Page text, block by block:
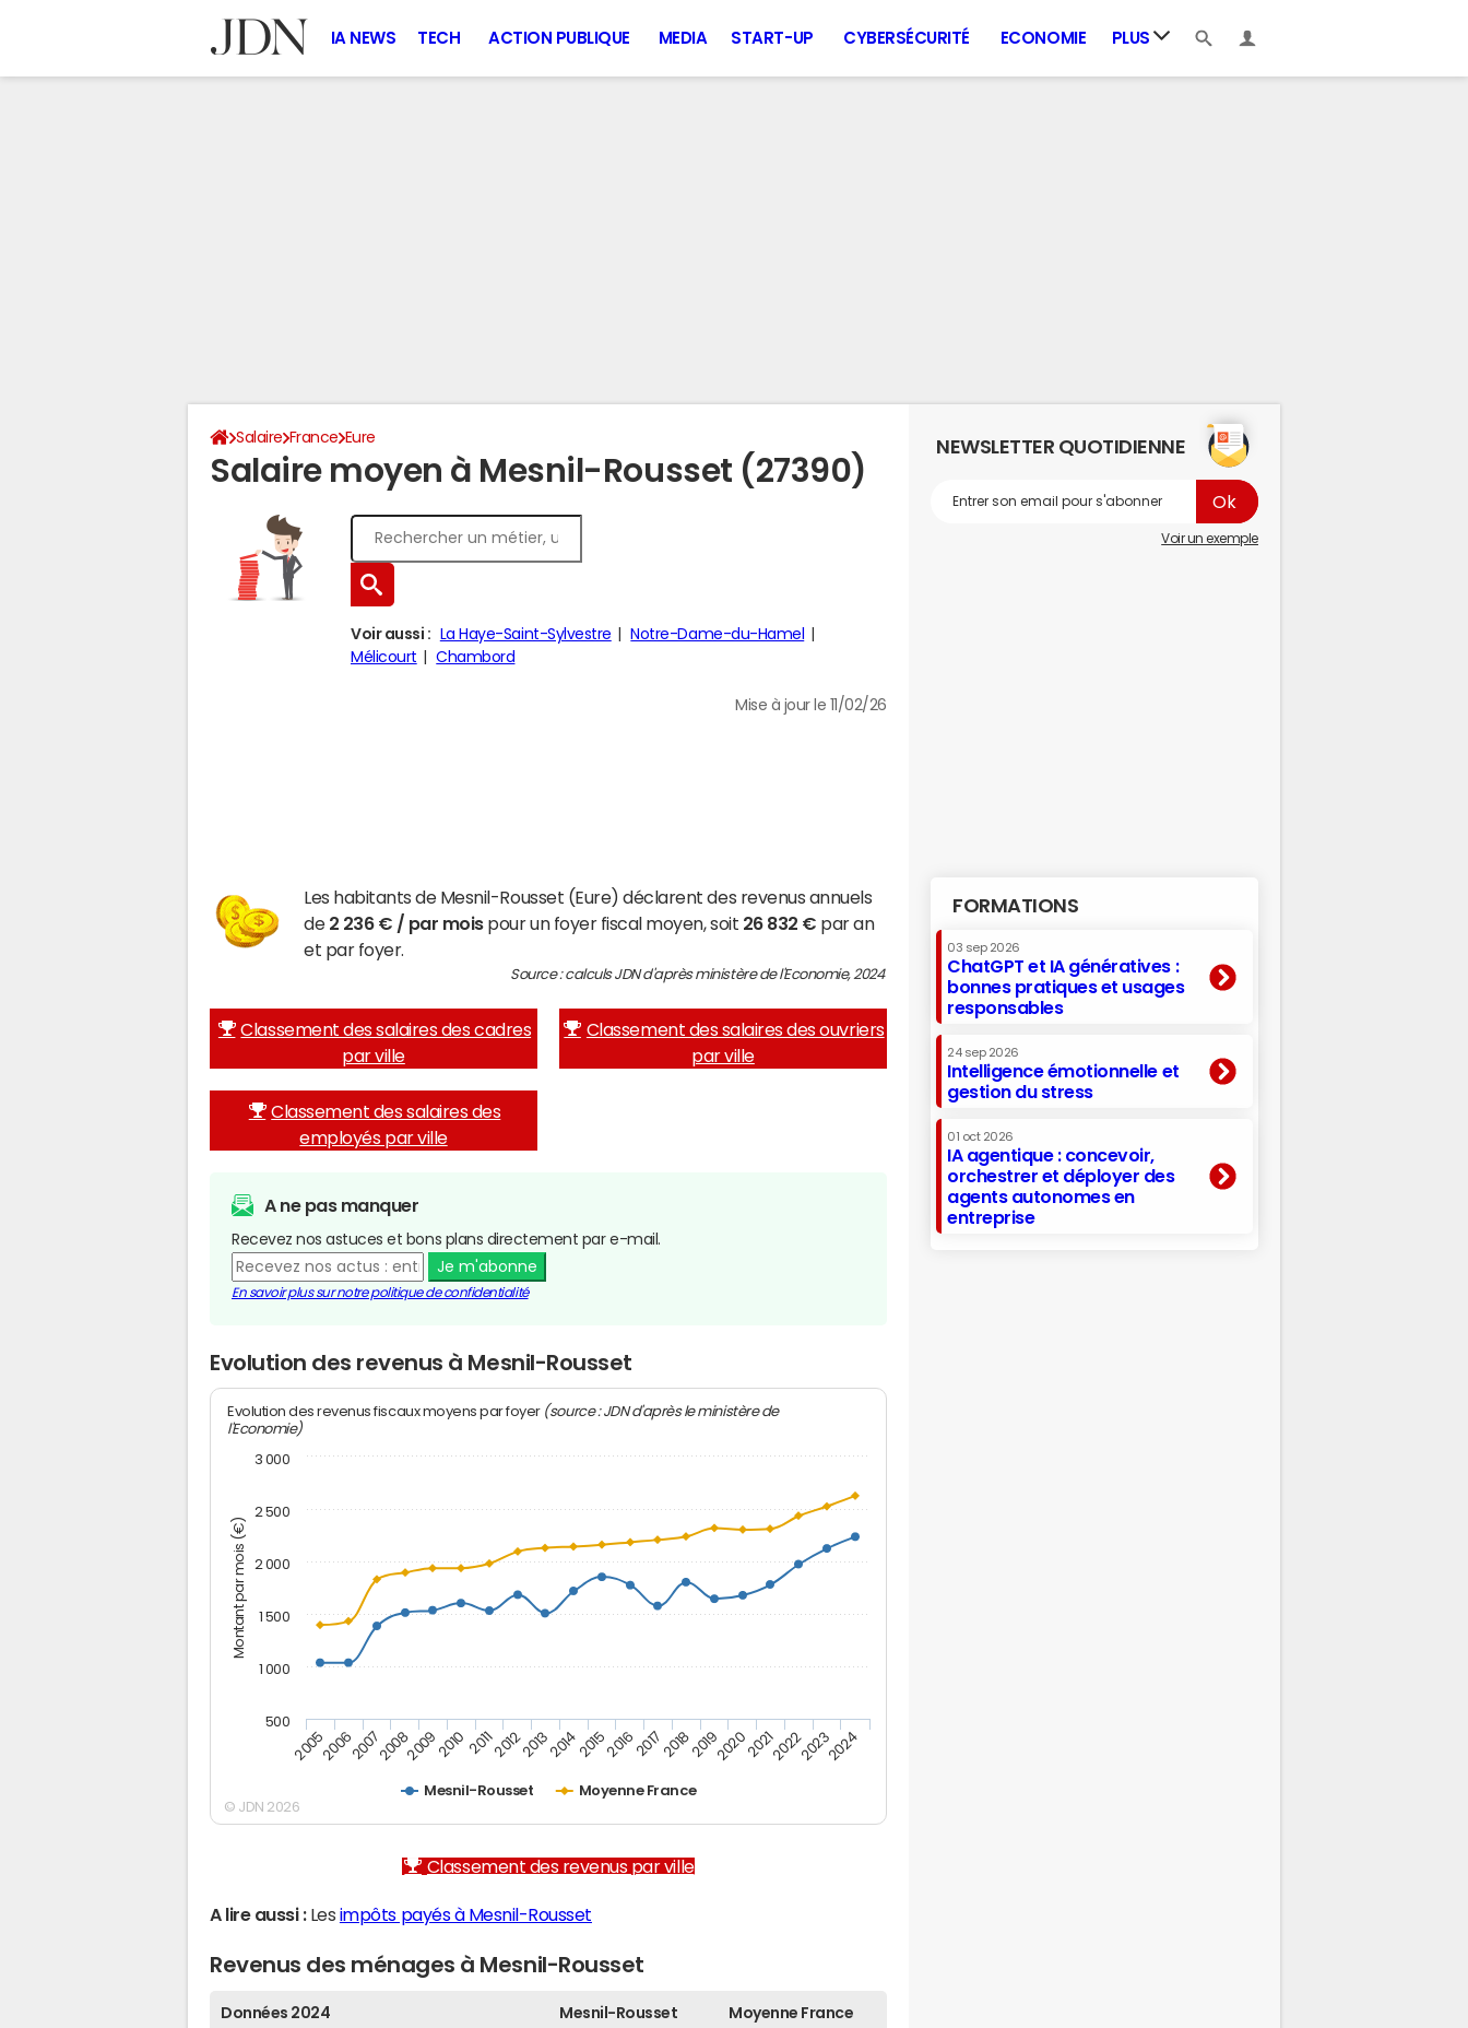
IA NEWS TECH ACTION PUBLIQUE MEDIA START-UP CYBERSÉCURITÉ ECONOMIE PLUS
Salaire France Eure
Salaire moyen à Mesnil-Rousset (27390)
Voir aussi : La Haye-Saint-Sylvestre
Notre-Dame-du-Hamel
Mélicourt
Chambord
Mise à jour le 11/02/26
Les habitants de Mesnil-Rousset (Eure) déclarent des revenus annuels
de 2 236 € / par moispour un foyer fiscal moyen, soit 26 832 € par an
et par foyer.
Source : calculs JDN d'après ministère de l'Economie, 2024
Classement des salaires des cadres
par ville
Classement des salaires des ouvriers
par ville
Classement des salaires des
employés par ville
A ne pas manquer
Recevez nos astuces et bons plans directement par e-mail.
Je m'abonne
En savoir plus sur notre politique de confidentialité
Evolution des revenus à Mesnil-Rousset
Montant par mois (€)
Evolution des revenus fiscaux moyens par foyer (source : JDN d'après le ministère de
l'Economie)
Mesnil-Rousset Moyenne France
200520062007200820092010 20112012201320142015201620172018201920202021202220232024
500
1 000
1 500
2 000
2 500
3 000
© JDN 2026
Classement des revenus par ville
A lire aussi :Les impôts payés à Mesnil-Rousset
Revenus des ménages à Mesnil-Rousset
Données 2024 Mesnil-Rousset Moyenne France
NEWSLETTER QUOTIDIENNE
Voir un exemple
FORMATIONS
03 sep 2026
ChatGPT et IA génératives :
bonnes pratiques et usages
responsables
24 sep 2026
Intelligence émotionnelle et
gestion du stress
01 oct 2026
IA agentique : concevoir,
orchestrer et déployer des
agents autonomes en
entreprise